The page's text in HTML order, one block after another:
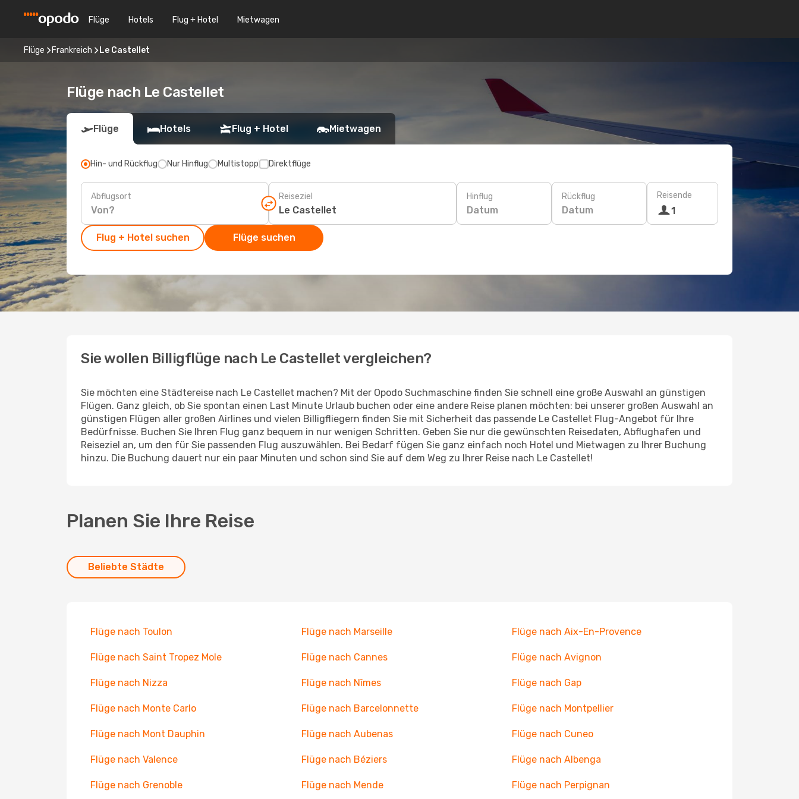
Flüge Hotels Flug + Hotel Mietwagen
Flüge Frankreich Le Castellet
Flüge nach Le Castellet
Flüge Hotels Flug + Hotel Mietwagen
Hin- und Rückflug Nur Hinflug Multistopp Direktflüge
Abflugsort Reiseziel Hinflug
Datum
Rückflug
Datum
Reisende
1
Flug + Hotel suchen Flüge suchen
Sie wollen Billigflüge nach Le Castellet vergleichen?
Sie möchten eine Städtereise nach Le Castellet machen? Mit der Opodo Suchmaschine finden Sie schnell eine große Auswahl an günstigen
Flügen. Ganz gleich, ob Sie spontan einen Last Minute Urlaub buchen oder eine andere Reise planen möchten: bei unserer großen Auswahl an
günstigen Flügen aller großen Airlines und vielen Billigfliegern finden Sie mit Sicherheit das passende Le Castellet Flug-Angebot für Ihre
Bedürfnisse. Buchen Sie Ihren Flug ganz bequem in nur wenigen Schritten. Geben Sie nur die gewünschten Reisedaten, Abflughafen und
Reiseziel an, um den für Sie passenden Flug auszuwählen. Bei Bedarf fügen Sie ganz einfach noch Hotel und Mietwagen zu Ihrer Buchung
hinzu. Die Buchung dauert nur ein paar Minuten und schon sind Sie auf dem Weg zu Ihrer Reise nach Le Castellet!
Planen Sie Ihre Reise
Beliebte Städte
Flüge nach Toulon Flüge nach Marseille Flüge nach Aix-En-Provence
Flüge nach Saint Tropez Mole Flüge nach Cannes Flüge nach Avignon
Flüge nach Nizza Flüge nach Nîmes Flüge nach Gap
Flüge nach Monte Carlo Flüge nach Barcelonnette Flüge nach Montpellier
Flüge nach Mont Dauphin Flüge nach Aubenas Flüge nach Cuneo
Flüge nach Valence Flüge nach Béziers Flüge nach Albenga
Flüge nach Grenoble Flüge nach Mende Flüge nach Perpignan